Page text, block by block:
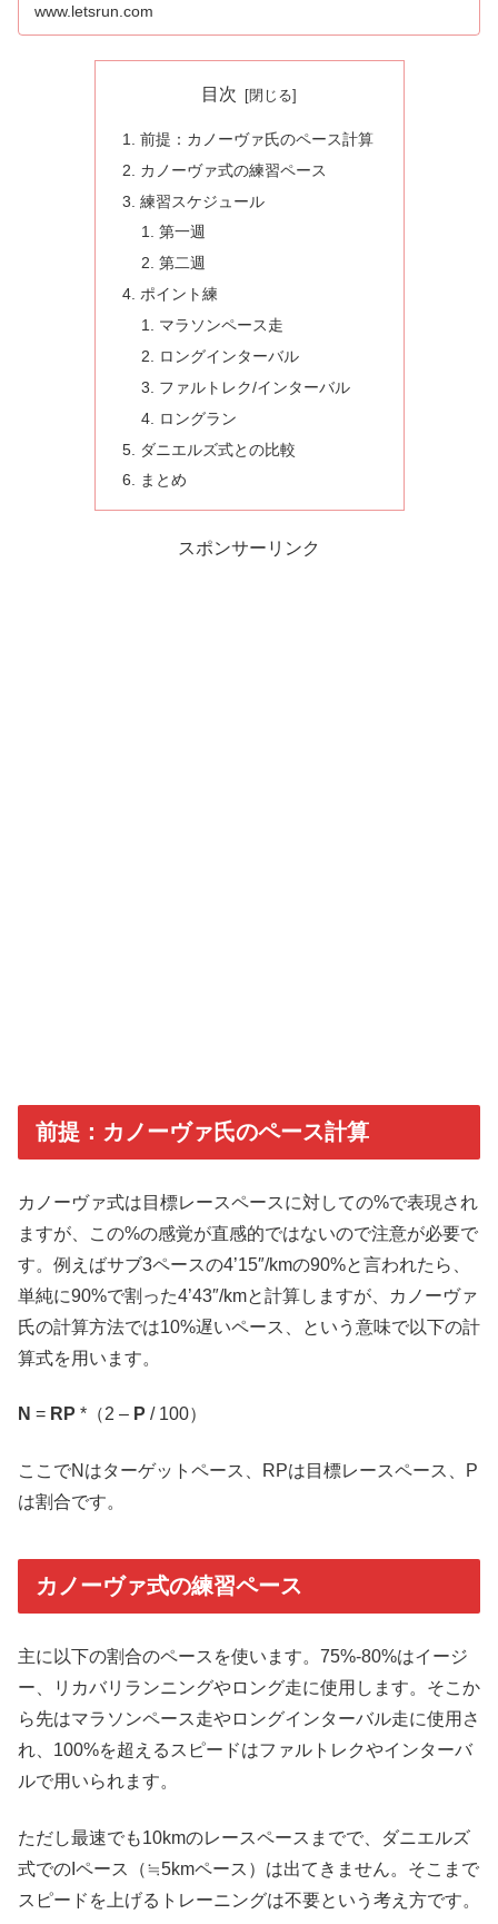
www.letsrun.com
目次
前提：カノーヴァ氏のペース計算
カノーヴァ式の練習ペース
練習スケジュール
第一週
第二週
ポイント練
マラソンペース走
ロングインターバル
ファルトレク/インターバル
ロングラン
ダニエルズ式との比較
まとめ
スポンサーリンク
前提：カノーヴァ氏のペース計算
カノーヴァ式は目標レースペースに対しての%で表現され
ますが、この%の感覚が直感的ではないので注意が必要で
す。例えばサブ3ペースの4’15″/kmの90%と言われたら、
単純に90%で割った4’43″/kmと計算しますが、カノーヴァ
氏の計算方法では10%遅いペース、という意味で以下の計
算式を用います。
N = RP *（2 – P / 100）
ここでNはターゲットペース、RPは目標レースペース、P
は割合です。
カノーヴァ式の練習ペース
主に以下の割合のペースを使います。75%-80%はイージ
ー、リカバリランニングやロング走に使用します。そこか
ら先はマラソンペース走やロングインターバル走に使用さ
れ、100%を超えるスピードはファルトレクやインターバ
ルで用いられます。
ただし最速でも10kmのレースペースまでで、ダニエルズ
式でのIペース（≒5kmペース）は出てきません。そこまで
スピードを上げるトレーニングは不要という考え方です。